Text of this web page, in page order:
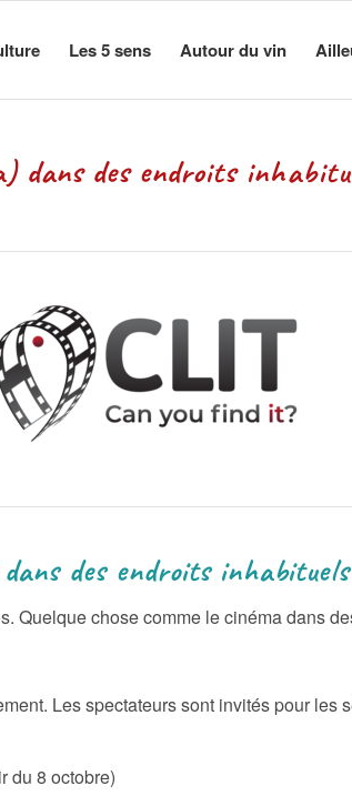
Les 5 sens Autour du vin
endroits inhabituels
inhabituels et
Quelque chose comme le cinéma dans
Les spectateurs sont invités pour
du 8 octobre)